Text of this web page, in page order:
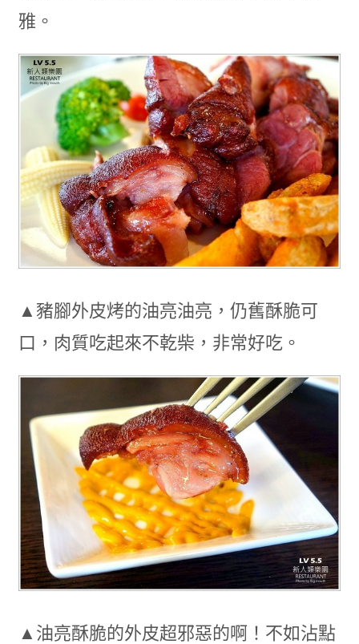
雅。
▲豬腳外皮烤的油亮油亮，仍舊酥脆可
口，肉質吃起來不乾柴，非常好吃。
▲油亮酥脆的外皮超邪惡的啊！不如沾點